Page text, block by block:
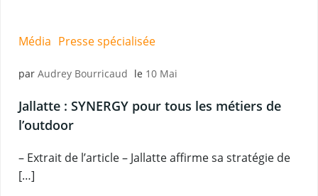
Média Presse spécialisée
par Audrey Bourricaud le 10 Mai
Jallatte : SYNERGY pour tous les métiers de
l’outdoor
– Extrait de l’article – Jallatte affirme sa stratégie de
[…]